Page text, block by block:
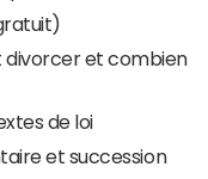
divorcer et combien
de loi
et succession